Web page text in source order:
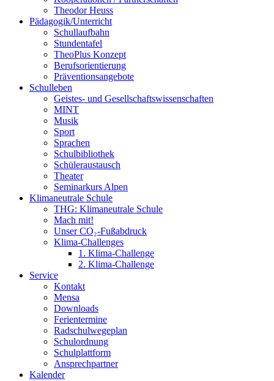
Theodor Heuss
Pädagogik/Unterricht
Schullaufbahn
Stundentafel
TheoPlus Konzept
Berufsorientierung
Präventionsangebote
Schulleben
Geistes- und Gesellschaftswissenschaften
MINT
Musik
Sport
Sprachen
Schulbibliothek
Schüleraustausch
Theater
Seminarkurs Alpen
Klimaneutrale Schule
THG: Klimaneutrale Schule
Mach mit!
Unser CO₂-Fußabdruck
Klima-Challenges
1. Klima-Challenge
2. Klima-Challenge
Service
Kontakt
Mensa
Downloads
Ferientermine
Radschulwegeplan
Schulordnung
Schulplattform
Ansprechpartner
Kalender